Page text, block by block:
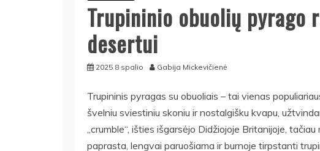
Trupininio obuolių pyrago
desertui
2025 8 spalio Gabija Mickevičienė
Trupininis pyragas su obuoliais – tai vienas
švelniu sviestiniu skoniu ir nostalgišku kvapu,
„crumble“, išties išgarsėjo Didžiojoje Britanijoje,
paprasta, lengvai paruošiama ir burnoje tirpstanti